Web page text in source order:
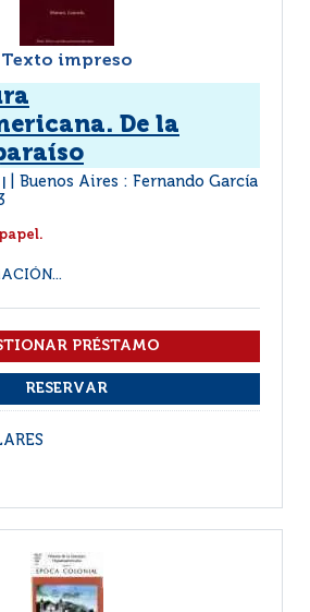
Texto impreso
De la
Buenos Aires : Fernando García